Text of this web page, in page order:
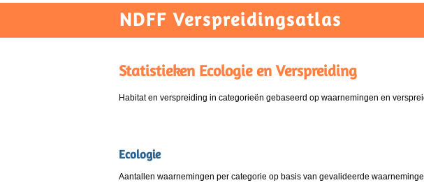
NDFF Verspreidingsatlas
Statistieken Ecologie en Verspreiding
Habitat en verspreiding in categorieën gebaseerd op waarnemingen en
Ecologie
Aantallen waarnemingen per categorie op basis van gevalideerde